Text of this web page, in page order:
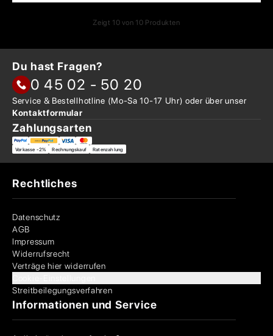
Zeigt 10 von 10 Produkten
Du hast Fragen?
0 45 02 - 50 20
Service & Bestellhotline (Mo-Sa 10-17 Uhr) oder überunser
Kontaktformular
Zahlungsarten
Vorkasse -2% Rechnungskauf Ratenzahlung
Rechtliches
Datenschutz
AGB
Impressum
Widerrufsrecht
Verträge hier widerrufen
Streitbeilegungsverfahren
Informationen und Service